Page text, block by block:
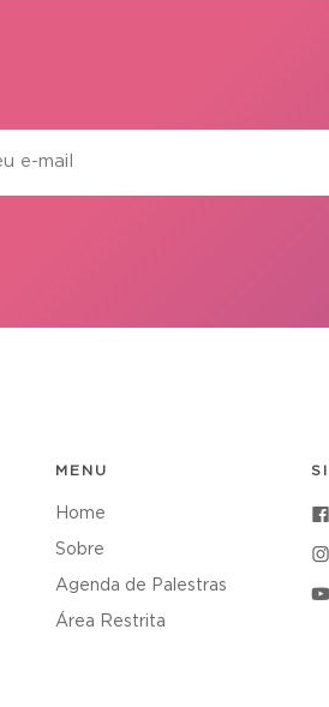
MENU
Home
Sobre
Agenda de Palestras
Área Restrita